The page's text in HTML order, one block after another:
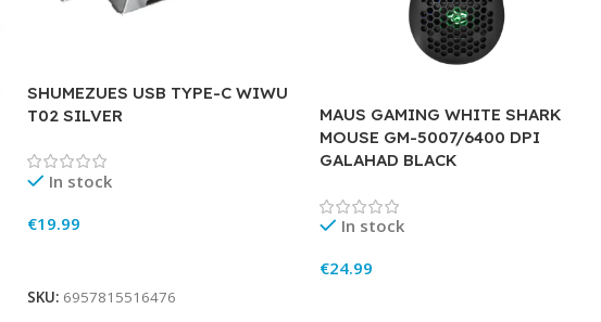
SHUMEZUES USB TYPE-C WIWU
T02 SILVER
In stock
€19.99
SKU: 6957815516476
MAUS GAMING WHITE SHARK
MOUSE GM-5007/6400 DPI
GALAHAD BLACK
In stock
€24.99